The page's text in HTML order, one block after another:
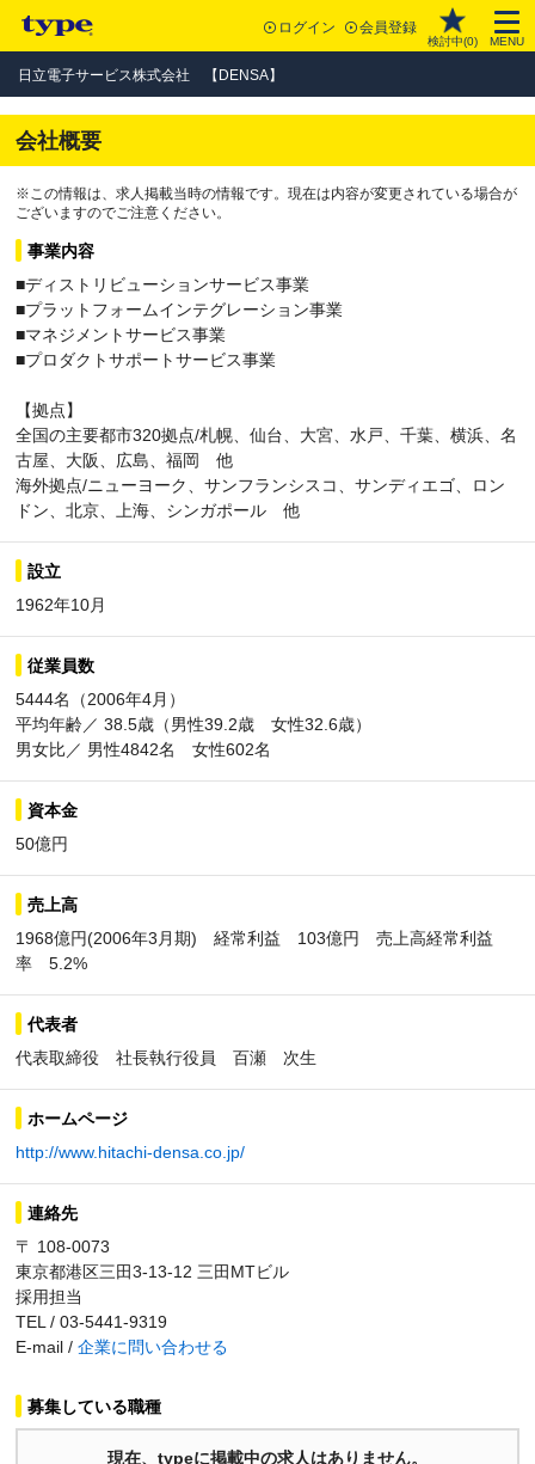
ログイン 会員登録
検討中(0) MENU
日立電子サービス株式会社 【DENSA】
会社概要
※この情報は、求人掲載当時の情報です。現在は内容が変更されている場合が
ございますのでご注意ください。
事業内容
■ディストリビューションサービス事業
■プラットフォームインテグレーション事業
■マネジメントサービス事業
■プロダクトサポートサービス事業
【拠点】
全国の主要都市320拠点/札幌、仙台、大宮、水戸、千葉、横浜、名
古屋、大阪、広島、福岡 他
海外拠点/ニューヨーク、サンフランシスコ、サンディエゴ、ロン
ドン、北京、上海、シンガポール 他
設立
1962年10月
従業員数
5444名（2006年4月）
平均年齢／ 38.5歳（男性39.2歳 女性32.6歳）
男女比／ 男性4842名 女性602名
資本金
50億円
売上高
1968億円(2006年3月期) 経常利益 103億円 売上高経常利益
率 5.2%
代表者
代表取締役 社長執行役員 百瀬 次生
ホームページ
http://www.hitachi-densa.co.jp/
連絡先
〒 108-0073
東京都港区三田3-13-12 三田MTビル
採用担当
TEL / 03-5441-9319
E-mail / 企業に問い合わせる
募集している職種
現在、typeに掲載中の求人はありません。